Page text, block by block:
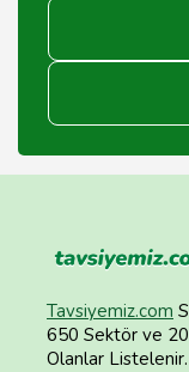
Tavsiyemiz.com
650 Sektör ve
Olanlar Listelenir.